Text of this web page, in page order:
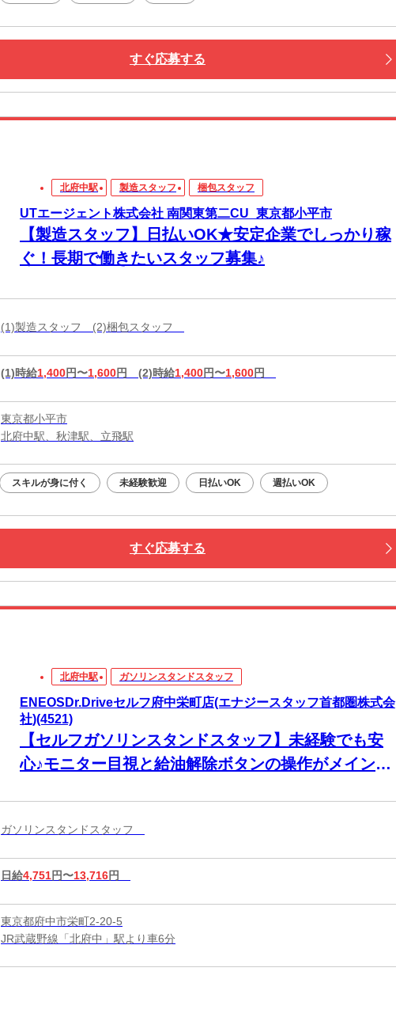
すぐ応募する
北府中駅 製造スタッフ 梱包スタッフ
UTエージェント株式会社 南関東第二CU_東京都小平市
【製造スタッフ】日払いOK★安定企業でしっかり稼
ぐ！長期で働きたいスタッフ募集♪
(1)製造スタッフ (2)梱包スタッフ
(1)時給1,400円〜1,600円 (2)時給1,400円〜1,600円
東京都小平市
北府中駅、秋津駅、立飛駅
スキルが身に付く 未経験歓迎 日払いOK 週払いOK
すぐ応募する
北府中駅 ガソリンスタンドスタッフ
ENEOSDr.Driveセルフ府中栄町店(エナジースタッフ首都圏株式会
社)(4521)
【セルフガソリンスタンドスタッフ】未経験でも安
心♪モニター目視と給油解除ボタンの操作がメイン！
ガソリンスタンドスタッフ
日給4,751円〜13,716円
東京都府中市栄町2-20-5
JR武蔵野線「北府中」駅より車6分